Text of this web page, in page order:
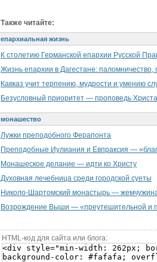
Также читайте:
епархиальная жизнь
К столетию Германской епархии Русской
Жизнь епархии в Дагестане: паломничество,
Кавказ учит терпению, мудрости и умению
Безусловный приоритет — проповедь Христа
монашество
Лужки преподобного Ферапонта
Преподобные Иулиания и Евпраксия —
Монашеское делание — идти ко Христу
Духовная лечебница среди городской суеты
Николо-Шартомский монастырь —
Возрождение Выши — «преутешительной и
HTML-код для сайта или блога: